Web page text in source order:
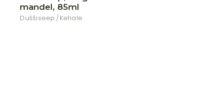
mandel, 85ml
Duššiseep Kehale